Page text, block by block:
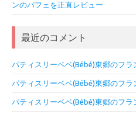
ンのパフェを正直レビュー
最近のコメント
パティスリーベベ(Bébé)東郷のフラ
パティスリーベベ(Bébé)東郷のフラ
パティスリーベベ(Bébé)東郷のフラ